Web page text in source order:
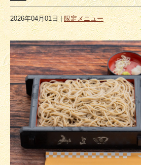
2026年04月01日| 限定メニュー